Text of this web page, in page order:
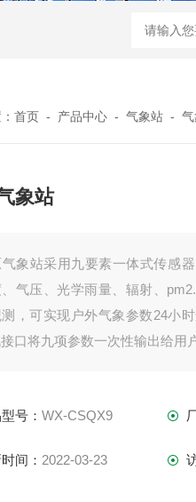
WX-WMSM微型多参数水质
首页 - 产品中心 - 气象站 - 气
象站
象站采用九要素一体式传感
气压、光学雨量、辐射、
，可实现户外气象参数24小
口将九项参数一次性输出给用
号：WX-CSQX9
间： 2022-03-23